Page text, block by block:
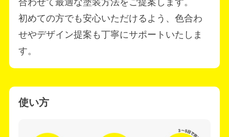
合わせて最適な塗装方法をご提案します。
初めての方でも安心いただけるよう、色合わ
せやデザイン提案も丁寧にサポートいたしま
す。
使い方